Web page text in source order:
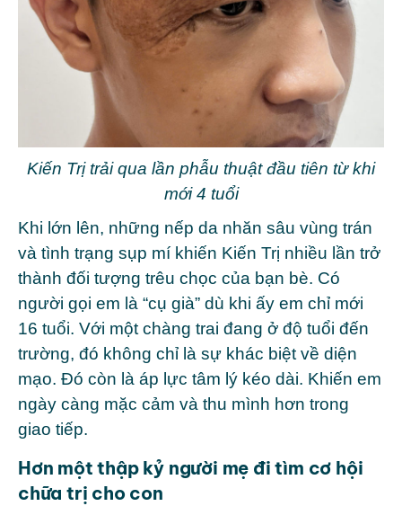
Kiến Trị trải qua lần phẫu thuật đầu tiên từ khi
mới 4 tuổi
Khi lớn lên, những nếp da nhăn sâu vùng trán
và tình trạng sụp mí khiến Kiến Trị nhiều lần trở
thành đối tượng trêu chọc của bạn bè. Có
người gọi em là “cụ già” dù khi ấy em chỉ mới
16 tuổi. Với một chàng trai đang ở độ tuổi đến
trường, đó không chỉ là sự khác biệt về diện
mạo. Đó còn là áp lực tâm lý kéo dài. Khiến em
ngày càng mặc cảm và thu mình hơn trong
giao tiếp.
Hơn một thập kỷ người mẹ đi tìm cơ hội
chữa trị cho con